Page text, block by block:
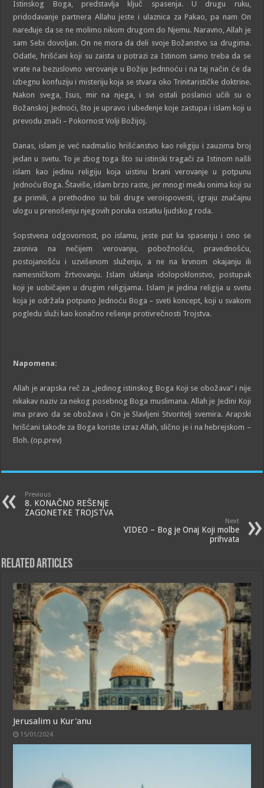
Istinskog Boga, predstavlja ključ spasenja. U drugu ruku,
pridodavanje partnera Allahu jeste i ulaznica za Pakao, pa nam On
naređuje da se ne molimo nikom drugom do Njemu. Naravno, Allah je
sam Sebi dovoljan. On ne mora da deli svoje Božanstvo sa drugima.
Odatle, hrišćani koji su zaista u potrazi za Istinom samo treba da se
vrate na bezuslovno verovanje u Božiju Jednnoću i na taj način će da
izbegnu konfuziju i misteriju koja se stvara oko Trinitarističke doktrine.
Nakon svega, Isus, mir na njega, i svi ostali poslanici učili su o
Božanskoj Jednoći, što je upravo i ubeđenje koje zastupa i islam koji u
prevodu znači – Pokornost Volji Božijoj.
Danas, islam je već nadmašio hrišćanstvo kao religiju i zauzima broj
jedan u svetu. To je zbog toga što su istinski tragači za Istinom našli
islam kao jedinu religiju koja uistinu brani verovanje u potpunu
Jednoću Boga. Štaviše, islam brzo raste, jer mnogi među onima koji su
ga primili, a prethodno su bili druge veroispovesti, igraju značajnu
ulogu u prenošenju njegovih poruka ostatku ljudskog roda.
Sopstvena odgovornost, po islamu, jeste put ka spasenju i ono se
zasniva na nečijem verovanju, pobožnošću, pravednošću,
postojanošću i uzvišenom služenju, a ne na krvnom okajanju ili
namesničkom žrtvovanju. Islam uklanja idolopoklonstvo, postupak
koji je uobičajen u drugim religijama. Islam je jedina religija u svetu
koja je održala potpuno Jednoću Boga – sveti koncept, koji u svakom
pogledu služi kao konačno rešenje protivrečnosti Trojstva.
Napomena:
Allah je arapska reč za „jedinog istinskog Boga Koji se obožava“ i nije
nikakav naziv za nekog posebnog Boga muslimana. Allah je Jedini Koji
ima pravo da se obožava i On je Slavljeni Stvoritelj svemira. Arapski
hrišćani takođe za Boga koriste izraz Allah, slično je i na hebrejskom –
Eloh. (op.prev)
Previous
8. KONAČNO REŠENjE
ZAGONETKE TROJSTVA
Next
VIDEO – Bog je Onaj Koji molbe
prihvata
Related Articles
Jerusalim u Kur'anu
15/01/2024